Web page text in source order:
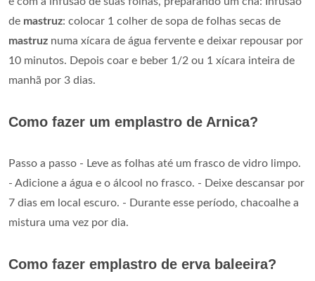
de mastruz: colocar 1 colher de sopa de folhas secas de
mastruz numa xícara de água fervente e deixar repousar por
10 minutos. Depois coar e beber 1/2 ou 1 xícara inteira de
manhã por 3 dias.
Como fazer um emplastro de Arnica?
Passo a passo - Leve as folhas até um frasco de vidro limpo.
- Adicione a água e o álcool no frasco. - Deixe descansar por
7 dias em local escuro. - Durante esse período, chacoalhe a
mistura uma vez por dia.
Como fazer emplastro de erva baleeira?